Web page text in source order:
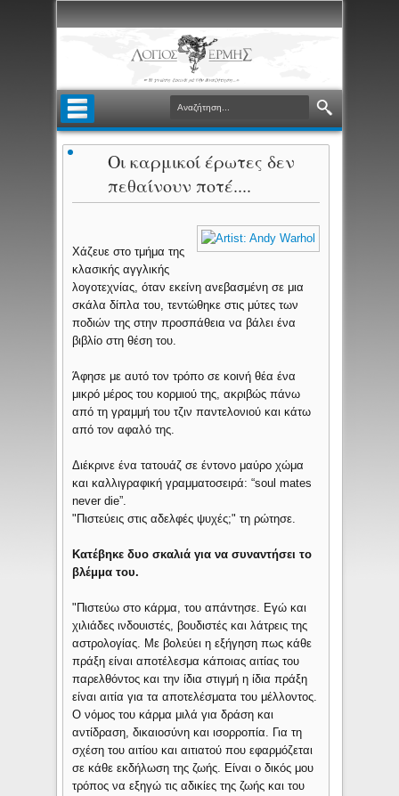
Οι καρμικοί έρωτες δεν
πεθαίνουν ποτέ....
Χάζευε στο τμήμα της
κλασικής αγγλικής
λογοτεχνίας, όταν εκείνη ανεβασμένη σε μια
σκάλα δίπλα του, τεντώθηκε στις μύτες των
ποδιών της στην προσπάθεια να βάλει ένα
βιβλίο στη θέση του.
Άφησε με αυτό τον τρόπο σε κοινή θέα ένα
μικρό μέρος του κορμιού της, ακριβώς πάνω
από τη γραμμή του τζιν παντελονιού και κάτω
από τον αφαλό της.
Διέκρινε ένα τατουάζ σε έντονο μαύρο χώμα
και καλλιγραφική γραμματοσειρά: “soul mates
never die”.
"Πιστεύεις στις αδελφές ψυχές;" τη ρώτησε.
Κατέβηκε δυο σκαλιά για να συναντήσει το
βλέμμα του.
"Πιστεύω στο κάρμα, του απάντησε. Εγώ και
χιλιάδες ινδουιστές, βουδιστές και λάτρεις της
αστρολογίας. Με βολεύει η εξήγηση πως κάθε
πράξη είναι αποτέλεσμα κάποιας αιτίας του
παρελθόντος και την ίδια στιγμή η ίδια πράξη
είναι αιτία για τα αποτελέσματα του μέλλοντος.
Ο νόμος του κάρμα μιλά για δράση και
αντίδραση, δικαιοσύνη και ισορροπία. Για τη
σχέση του αιτίου και αιτιατού που εφαρμόζεται
σε κάθε εκδήλωση της ζωής. Είναι ο δικός μου
τρόπος να εξηγώ τις αδικίες της ζωής και του